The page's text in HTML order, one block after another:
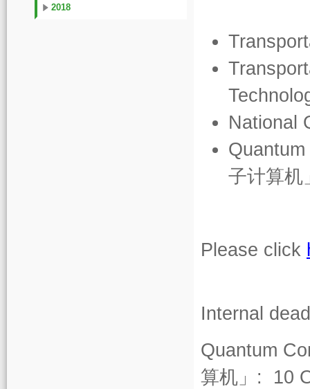
2018
National
子计算机
Please click
Internal
Quantum
算机」 :
10